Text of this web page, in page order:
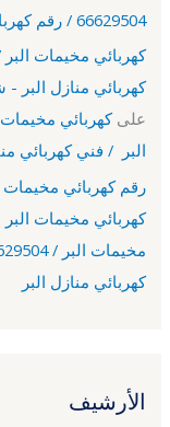
66629504 / رقم كهربائي مخيمات البر / فني كهربائي منازل البر
كهربائي منازل البر -
على
البر / فني كهربائي
كهربائي مخيمات
كهربائي منازل البر
الأرشيف